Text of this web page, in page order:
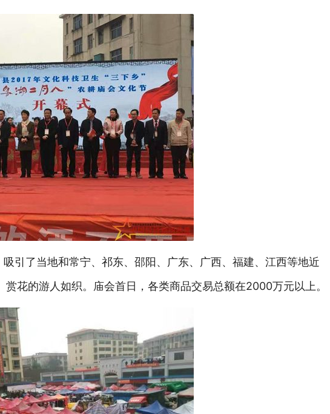
引了当地和常宁、祁东、邵阳、广东、广西、福建、江西等地近
花的游人如织。庙会首日，各类商品交易总额在2000万元以上。